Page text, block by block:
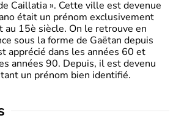
Caillatia ». Cette ville est devenue
était un prénom exclusivement
15è siècle. On le retrouve en
sous la forme de Gaëtan depuis
apprécié dans les années 60 et
années 90. Depuis, il est devenu
un prénom bien identifié.